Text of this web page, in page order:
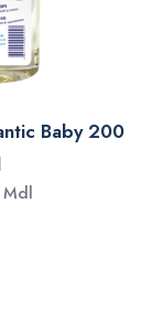
Baby 200